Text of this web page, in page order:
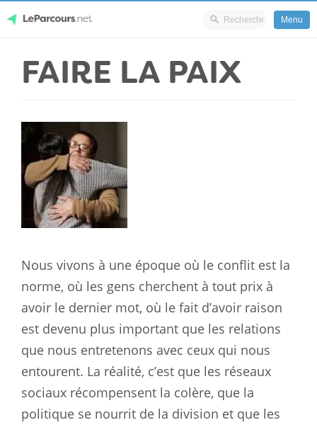
content
LeParcours.net
Menu
FAIRE LA PAIX
Nous vivons à une époque où le conflit est la
norme, où les gens cherchent à tout prix à
avoir le dernier mot, où le fait d’avoir raison
est devenu plus important que les relations
que nous entretenons avec ceux qui nous
entourent. La réalité, c’est que les réseaux
sociaux récompensent la colère, que la
politique se nourrit de la division et que les